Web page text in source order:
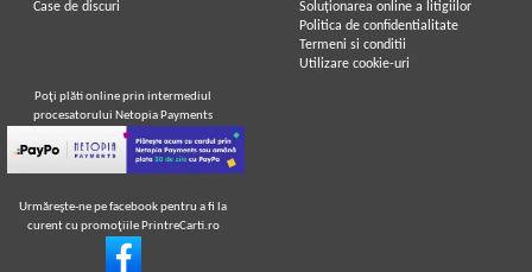
Case de discuri
Soluționarea online a litigiilor
Politica de confidentialitate
Termeni si conditii
Utilizare cookie-uri
Poţi plăti online prin intermediul
procesatorului Netopia Payments
Urmăreşte-ne pe facebook pentru a fi la
curent cu promoţiile PrintreCarti.ro